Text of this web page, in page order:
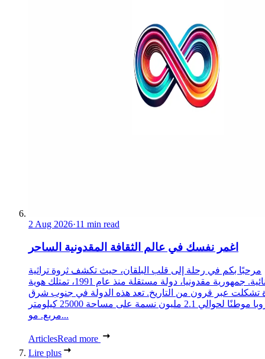
2 Aug 2026·11 min read
اغمر نفسك في عالم الثقافة المقدونية الساحر
مرحبًا بكم في رحلة إلى قلب البلقان، حيث تكشف ثروة تراثية
استثنائية. جمهورية مقدونيا، دولة مستقلة منذ عام 1991، تمتلك هوية
تشكلت عبر قرون من التاريخ. تعد هذه الدولة في جنوب شرق
أوروبا موطنًا لحوالي 2.1 مليون نسمة على مساحة 25000 كيلومتر
مربع. مو...
ArticlesRead more
Lire plus